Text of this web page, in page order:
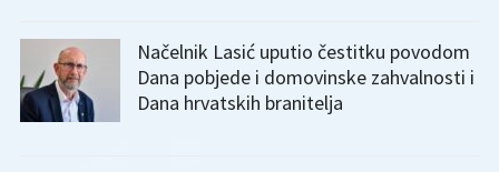
Načelnik Lasić uputio čestitku povodom
Dana pobjede i domovinske zahvalnosti i
Dana hrvatskih branitelja